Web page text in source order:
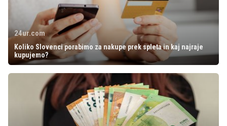
24ur.com
Koliko Slovenci porabimo za nakupe prek spleta in kaj najraje
kupujemo?